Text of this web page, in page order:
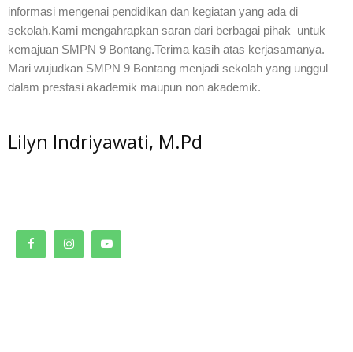
informasi mengenai pendidikan dan kegiatan yang ada di
sekolah.Kami mengahrapkan saran dari berbagai pihak untuk
kemajuan SMPN 9 Bontang.Terima kasih atas kerjasamanya.
Mari wujudkan SMPN 9 Bontang menjadi sekolah yang unggul
dalam prestasi akademik maupun non akademik.
Lilyn Indriyawati, M.Pd